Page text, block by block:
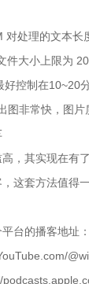
对处理的文本
件大小上限为
控制在10~20
图非常快，图片
，其实现在有
这套方法值得
台的播客地址：